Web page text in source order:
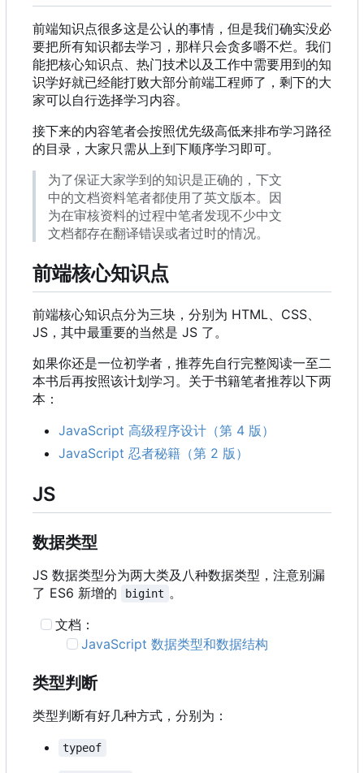
前端知识点很多这是公认的事情，但是我们确实没必
要把所有知识都去学习，那样只会贪多嚼不烂。我们
能把核心知识点、热门技术以及工作中需要用到的知
识学好就已经能打败大部分前端工程师了，剩下的大
家可以自行选择学习内容。
接下来的内容笔者会按照优先级高低来排布学习路径
的目录，大家只需从上到下顺序学习即可。
为了保证大家学到的知识是正确的，下文
中的文档资料笔者都使用了英文版本。因
为在审核资料的过程中笔者发现不少中文
文档都存在翻译错误或者过时的情况。
前端核心知识点
前端核心知识点分为三块，分别为 HTML、CSS、
JS ， 其中最重要的当然是 JS 了。
如果你还是一位初学者，推荐先自行完整阅读一至二
本书后再按照该计划学习。关于书籍笔者推荐以下两
本：
JavaScript 高级程序设计（第 4 版）
JavaScript 忍者秘籍（第 2 版）
JS
数据类型
JS 数据类型分为两大类及八种数据类型，注意别漏
了 ES6 新增的
bigint 。
文档：
JavaScript 数据类型和数据结构
类型判断
类型判断有好几种方式，分别为：
typeof